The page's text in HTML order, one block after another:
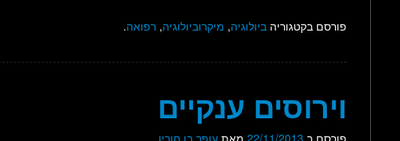
פורסם בקטגוריה ביולוגיה, מיקרוביולוגיה, רפואה.
וירוסים ענקיים
פורסם ב 22/11/2013 מאת עופר בן חורין